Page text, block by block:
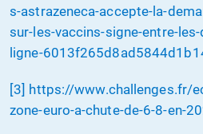
s-astrazeneca-accepte-la-
sur-les-vaccins-signe-entre-
ligne-
[3] https://www.challenges.fr/
zone-euro-a-chute-de-6-8-en-